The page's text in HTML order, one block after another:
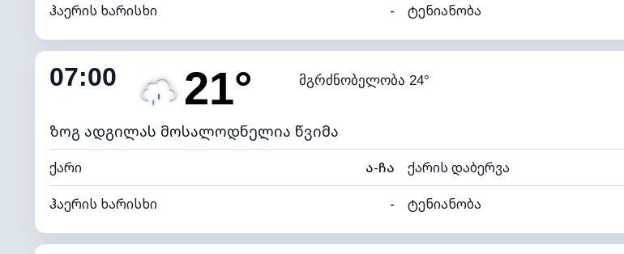
ჰაერის ხარისხი - ტენიანობა
შიდა ტენიანობა 93% (კომფორტული) ღრუბლიანობა
ნამის წერტილი 19°C ხილვადობა
განათების ინდექსი
07:00 21° მგრძნობელობა 24°
ზოგ ადგილას მოსალოდნელია წვიმა
ქარი ა-ჩა ქარის დაბერვა
ჰაერის ხარისხი - ტენიანობა
შიდა ტენიანობა 90% (კომფორტული) ღრუბლიანობა